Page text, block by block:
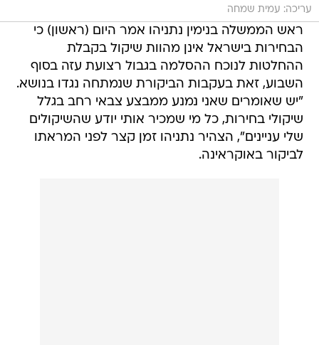
עריכה: עמית שמחה
ראש הממשלה בנימין נתניהו אמר היום (ראשון) כי
הבחירות בישראל אינן מהוות שיקול בקבלת
ההחלטות לנוכח ההסלמה בגבול רצועת עזה בסוף
השבוע, זאת בעקבות הביקורת שנמתחה נגדו בנושא.
"יש שאומרים שאני נמנע ממבצע צבאי רחב בגלל
שיקולי בחירות, כל מי שמכיר אותי יודע שהשיקולים
שלי עניינים", הצהיר נתניהו זמן קצר לפני המראתו
לביקור באוקראינה.